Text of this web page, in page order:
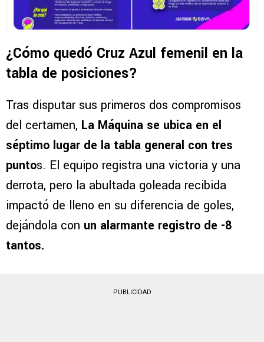
¿Cómo quedó Cruz Azul femenil en la
tabla de posiciones?
Tras disputar sus primeros dos compromisos
del certamen, La Máquina se ubica en el
séptimo lugar de la tabla general con tres
puntos. El equipo registra una victoria y una
derrota, pero la abultada goleada recibida
impactó de lleno en su diferencia de goles,
dejándola con un alarmante registro de -8
tantos.
PUBLICIDAD